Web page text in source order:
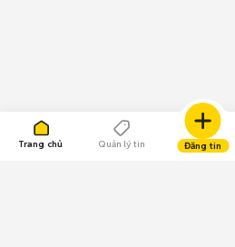
Trang chủ Quản lý tin Đăng tin